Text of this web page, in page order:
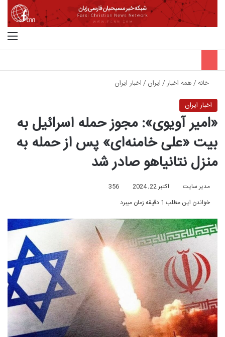
خانه/همه اخبار/ایران /اخبار ایران
اخبار ایران
«امیر آویوی»: مجوز حمله اسرائیل به
بیت «علی خامنه‌ای» پس از حمله به
منزل نتانیاهو صادر شد
مدیر سایت اکتبر 22, 2024
356
خواندن این مطلب 1 دقیقه زمان میبرد